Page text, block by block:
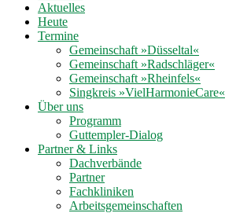
Aktuelles
Heute
Termine
Gemeinschaft »Düsseltal«
Gemeinschaft »Radschläger«
Gemeinschaft »Rheinfels«
Singkreis »VielHarmonieCare«
Über uns
Programm
Guttempler-Dialog
Partner & Links
Dachverbände
Partner
Fachkliniken
Arbeitsgemeinschaften